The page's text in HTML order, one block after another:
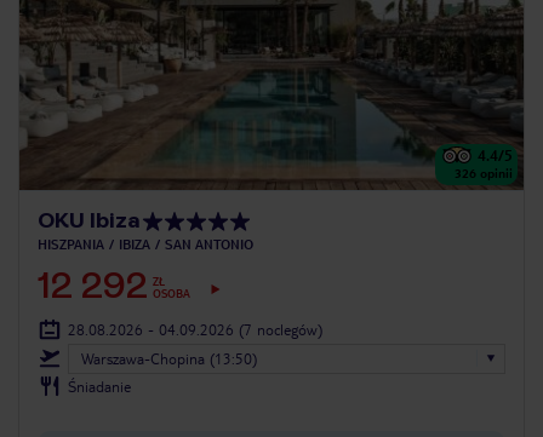
4.4/5
326 opinii
OKU Ibiza
HISZPANIA IBIZA SAN ANTONIO
12 292 ZŁ
OSOBA
28.08.2026 - 04.09.2026 (7 noclegów)
Warszawa-Chopina (13:50)
Śniadanie